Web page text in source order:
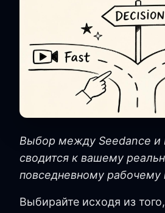
Выбор между Seedance и
сводится к вашему
повседневному рабочему
Выбирайте исходя из